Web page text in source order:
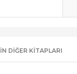
DIĞER KITAPLARI